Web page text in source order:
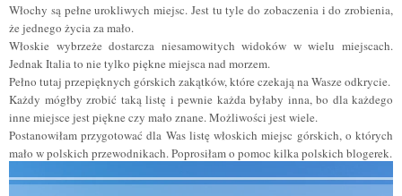
Włochy są pełne urokliwych miejsc. Jest tu tyle do zobaczenia i do zrobienia,
że jednego życia za mało.
Włoskie wybrzeże dostarcza niesamowitych widoków w wielu miejscach.
Jednak Italia to nie tylko piękne miejsca nad morzem.
Pełno tutaj przepięknych górskich zakątków, które czekają na Wasze odkrycie.
Każdy mógłby zrobić taką listę i pewnie każda byłaby inna, bo dla każdego
inne miejsce jest piękne czy mało znane. Możliwości jest wiele.
Postanowiłam przygotować dla Was listę włoskich miejsc górskich, o których
mało w polskich przewodnikach. Poprosiłam o pomoc kilka polskich blogerek.